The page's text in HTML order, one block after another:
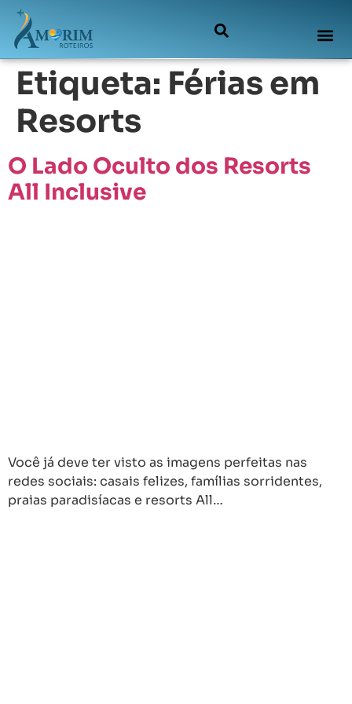
Etiqueta: Férias em
Resorts
O Lado Oculto dos Resorts
All Inclusive
Você já deve ter visto as imagens perfeitas nas
redes sociais: casais felizes, famílias sorridentes,
praias paradisíacas e resorts All…